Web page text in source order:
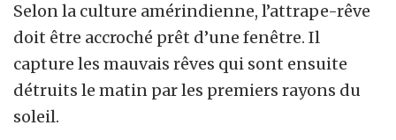
Selon la culture amérindienne, l’attrape-rêve
doit être accroché prêt d’une fenêtre. Il
capture les mauvais rêves qui sont ensuite
détruits le matin par les premiers rayons du
soleil.